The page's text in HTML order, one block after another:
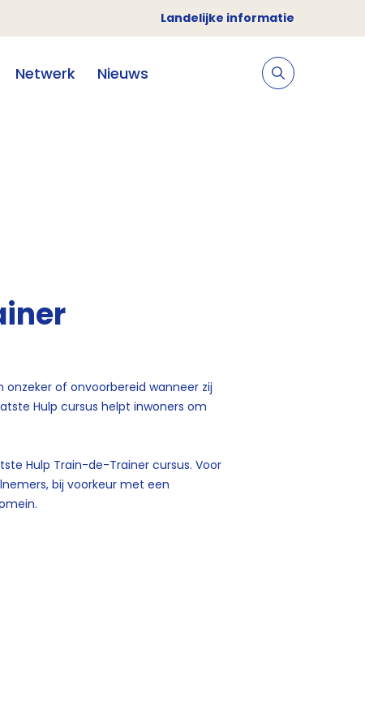
Landelijke informatie
Netwerk Nieuws
of onvoorbereid wanneer zij
Hulp cursus helpt inwoners om
Hulp Train-de-Trainer cursus. Voor
bij voorkeur met een